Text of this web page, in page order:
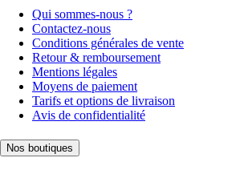
Qui sommes-nous ?
Contactez-nous
Conditions générales de vente
Retour & remboursement
Mentions légales
Moyens de paiement
Tarifs et options de livraison
Avis de confidentialité
Nos boutiques